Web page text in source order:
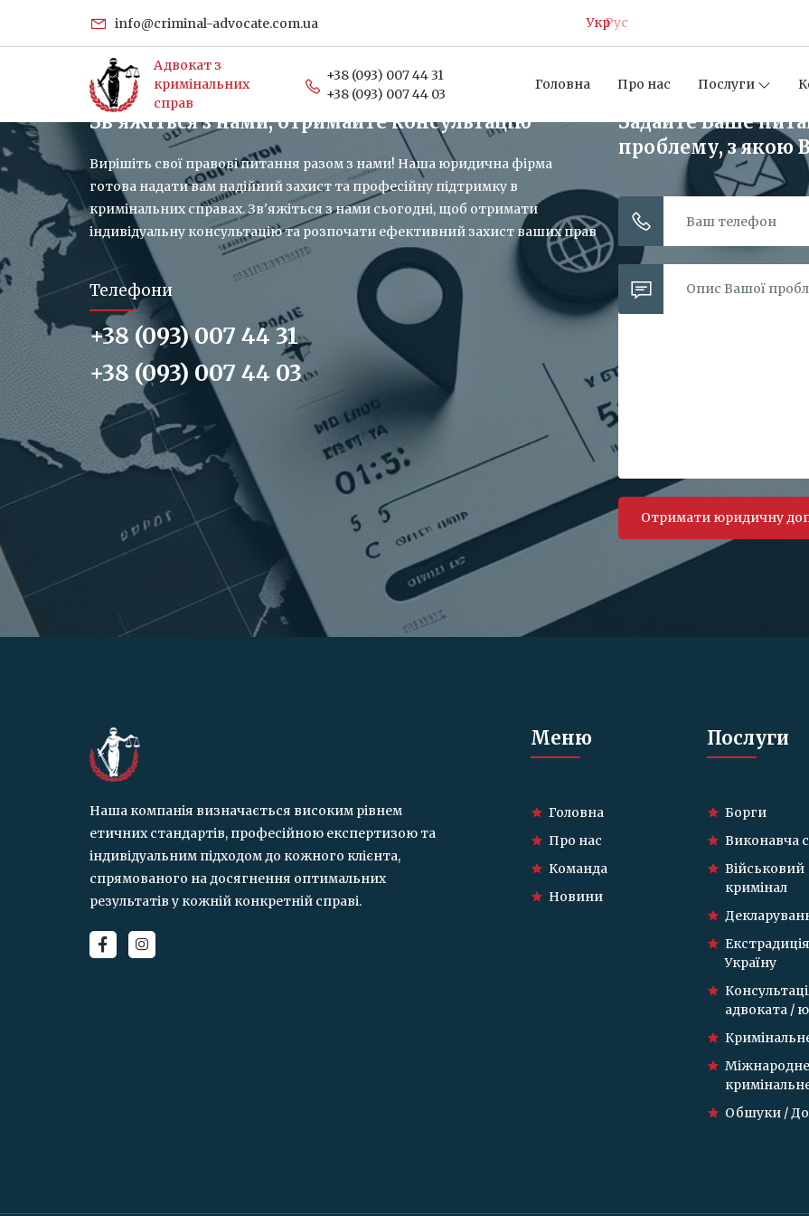
info@criminal-advocate.com.ua
УкрРус
Адвокат з
кримінальних
справ
+38 (093) 007 44 31
+38 (093) 007 44 03
Головна Про нас Послуги
Зв'яжіться з нами, отримайте консультацію
Вирішіть свої правові питання разом з нами! Наша юридична фірма
готова надати вам надійний захист та професійну підтримку в
кримінальних справах. Зв'яжіться з нами сьогодні, щоб отримати
індивідуальну консультацію та розпочати ефективний захист ваших прав
Телефони
+38 (093) 007 44 31
+38 (093) 007 44 03
Задайте Ваше
проблему, з якою
Наша компанія визначається високим рівнем
етичних стандартів, професійною експертизою та
індивідуальним підходом до кожного клієнта,
спрямованого на досягнення оптимальних
результатів у кожній конкретній справі.
Меню
Головна
Про нас
Команда
Новини
Послуги
Борги
Виконавча
Військовий
кримінал
Україну
адвоката /
Міжнародне
Обшуки /